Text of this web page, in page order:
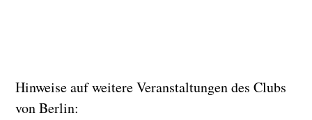
Hinweise auf weitere Veranstaltungen des Clubs
von Berlin: